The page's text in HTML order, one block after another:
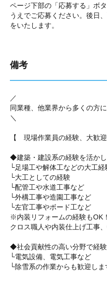
ページ下部の「応募する」ボ
うえでご応募ください。後日
をいたします。
備考
／
同業種、他業界から多くの方
＼
【 現場作業員の経験、大歓
◆建築・建設系の経験を活か
└足場工や解体工などの大工経
└大工としての経験
└配管工や水道工事など
└外構工事や造園工事など
└左官工事やボード工など
※内装リフォームの経験もOK！
クロス職人や内装仕上げ工事
◆社会貢献性の高い分野で経験
└電気設備、電気工事など
└除雪系の作業からも歓迎しま